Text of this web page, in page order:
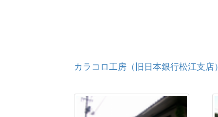
カラコロ工房（旧日本銀行松江支店